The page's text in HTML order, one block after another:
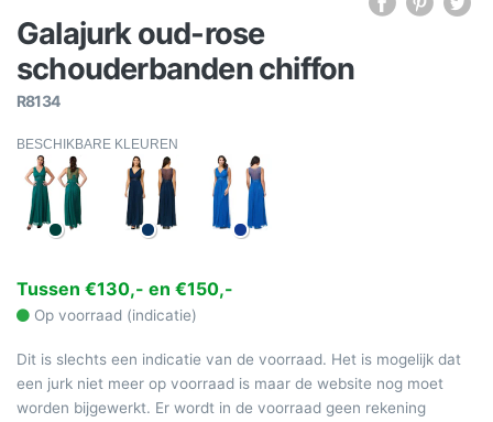
Galajurk oud-rose
schouderbanden chiffon
R8134
BESCHIKBARE KLEUREN
Tussen €130,- en €150,-
Op voorraad (indicatie)
Dit is slechts een indicatie van de voorraad. Het is mogelijk dat
een jurk niet meer op voorraad is maar de website nog moet
worden bijgewerkt. Er wordt in de voorraad geen rekening